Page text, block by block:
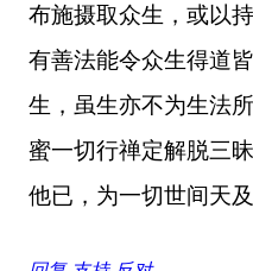
布施摄取众生，或以
有善法能令众生得道皆
生，虽生亦不为生法
蜜一切行禅定解脱三
他已，为一切世间天